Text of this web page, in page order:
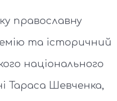
православну
та історичний
національного
Тараса Шевченка,